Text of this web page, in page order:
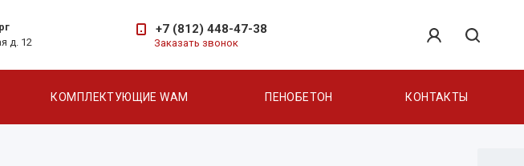
д. 12
+7 (812) 448-47-38
Заказать звонок
КОМПЛЕКТУЮЩИЕ WAM ПЕНОБЕТОН КОНТАКТЫ